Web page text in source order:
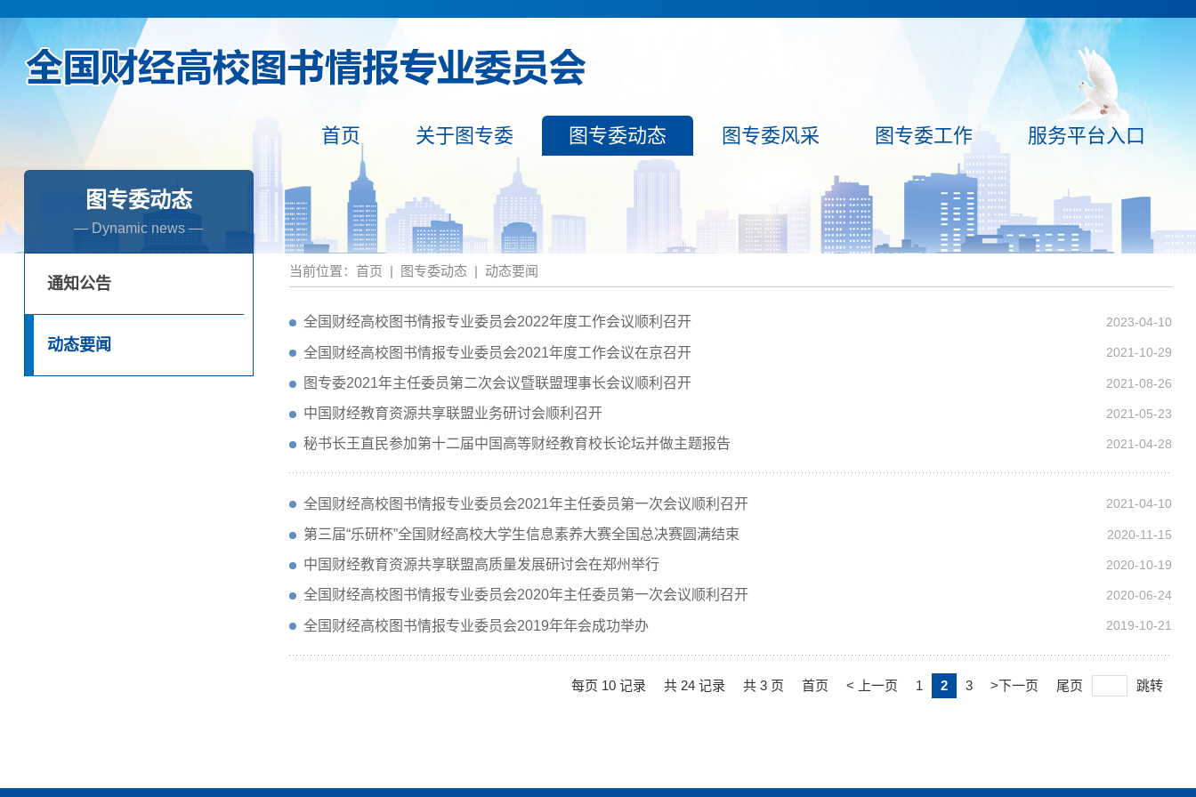
首页 关于图专委 图专委动态 图专委风采 图专委工作 服务平台入口
图专委动态
— Dynamic news —
通知公告
动态要闻
当前位置： 首页 | 图专委动态 | 动态要闻
2023-04-10
全国财经高校图书情报专业委员会2022年度工作会议顺利召开
2021-10-29
全国财经高校图书情报专业委员会2021年度工作会议在京召开
2021-08-26
图专委2021年主任委员第二次会议暨联盟理事长会议顺利召开
2021-05-23
中国财经教育资源共享联盟业务研讨会顺利召开
2021-04-28
秘书长王直民参加第十二届中国高等财经教育校长论坛并做主题报告
2021-04-10
全国财经高校图书情报专业委员会2021年主任委员第一次会议顺利召开
2020-11-15
第三届“乐研杯”全国财经高校大学生信息素养大赛全国总决赛圆满结束
2020-10-19
中国财经教育资源共享联盟高质量发展研讨会在郑州举行
2020-06-24
全国财经高校图书情报专业委员会2020年主任委员第一次会议顺利召开
2019-10-21
全国财经高校图书情报专业委员会2019年年会成功举办
每页 10 记录 共 24 记录 共 3 页 首页 < 上一页 1 2 3 >下一页 尾页 跳转